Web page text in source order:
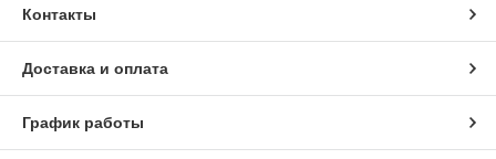
Контакты
Доставка и оплата
График работы